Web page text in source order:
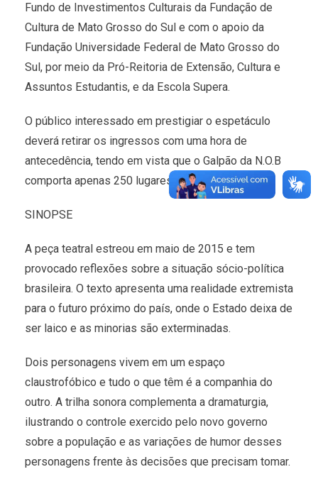
Fundo de Investimentos Culturais da Fundação de
Cultura de Mato Grosso do Sul e com o apoio da
Fundação Universidade Federal de Mato Grosso do
Sul, por meio da Pró-Reitoria de Extensão, Cultura e
Assuntos Estudantis, e da Escola Supera.
O público interessado em prestigiar o espetáculo
deverá retirar os ingressos com uma hora de
antecedência, tendo em vista que o Galpão da N.O.B
comporta apenas 250 lugares.
SINOPSE
A peça teatral estreou em maio de 2015 e tem
provocado reflexões sobre a situação sócio-política
brasileira. O texto apresenta uma realidade extremista
para o futuro próximo do país, onde o Estado deixa de
ser laico e as minorias são exterminadas.
Dois personagens vivem em um espaço
claustrofóbico e tudo o que têm é a companhia do
outro. A trilha sonora complementa a dramaturgia,
ilustrando o controle exercido pelo novo governo
sobre a população e as variações de humor desses
personagens frente às decisões que precisam tomar.